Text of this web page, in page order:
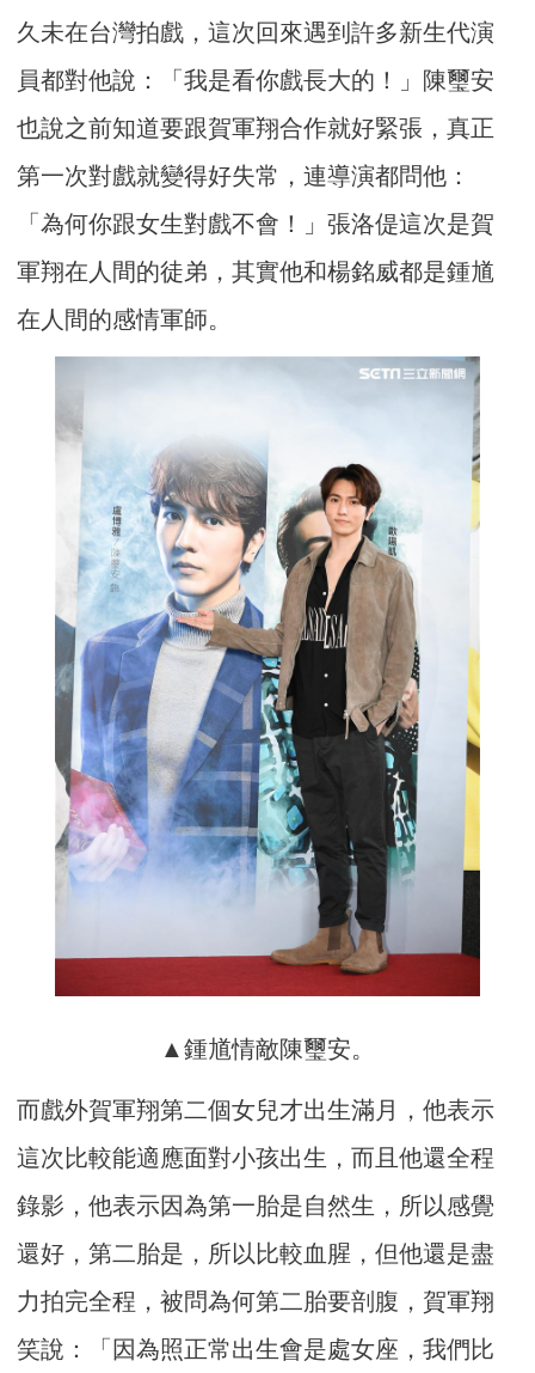
久未在台灣拍戲，這次回來遇到許多新生代演
員都對他說：「我是看你戲長大的！」陳璽安
也說之前知道要跟賀軍翔合作就好緊張，真正
第一次對戲就變得好失常，連導演都問他：
「為何你跟女生對戲不會！」張洛偍這次是賀
軍翔在人間的徒弟，其實他和楊銘威都是鍾馗
在人間的感情軍師。
▲鍾馗情敵陳璽安。
而戲外賀軍翔第二個女兒才出生滿月，他表示
這次比較能適應面對小孩出生，而且他還全程
錄影，他表示因為第一胎是自然生，所以感覺
還好，第二胎是，所以比較血腥，但他還是盡
力拍完全程，被問為何第二胎要剖腹，賀軍翔
笑說：「因為照正常出生會是處女座，我們比